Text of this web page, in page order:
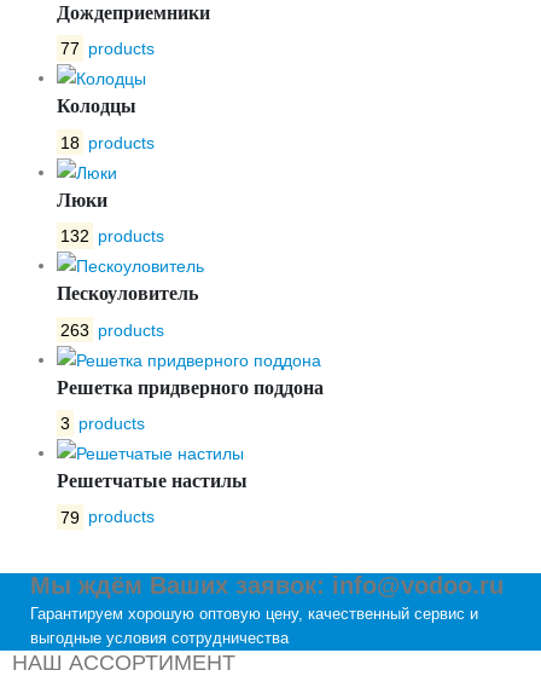
Дождеприемники
77 products
Колодцы
18 products
Люки
132 products
Пескоуловитель
263 products
Решетка придверного поддона
3 products
Решетчатые настилы
79 products
Мы ждём Ваших заявок: info@vodoo.ru
Гарантируем хорошую оптовую цену, качественный сервис и
выгодные условия сотрудничества
НАШ АССОРТИМЕНТ